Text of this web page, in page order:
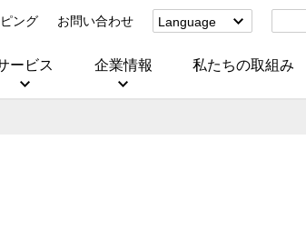
ング お問い合わせ
Language
(Corporate)
ービス 企業情報 私たちの取組み